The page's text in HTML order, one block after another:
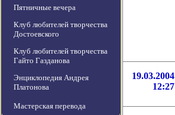
Пятничные вечера
Клуб любителей творчества
Достоевского
Клуб любителей творчества
Гайто Газданова
Энциклопедия Андрея
Платонова
Мастерская перевода
19.03.2004
12:27